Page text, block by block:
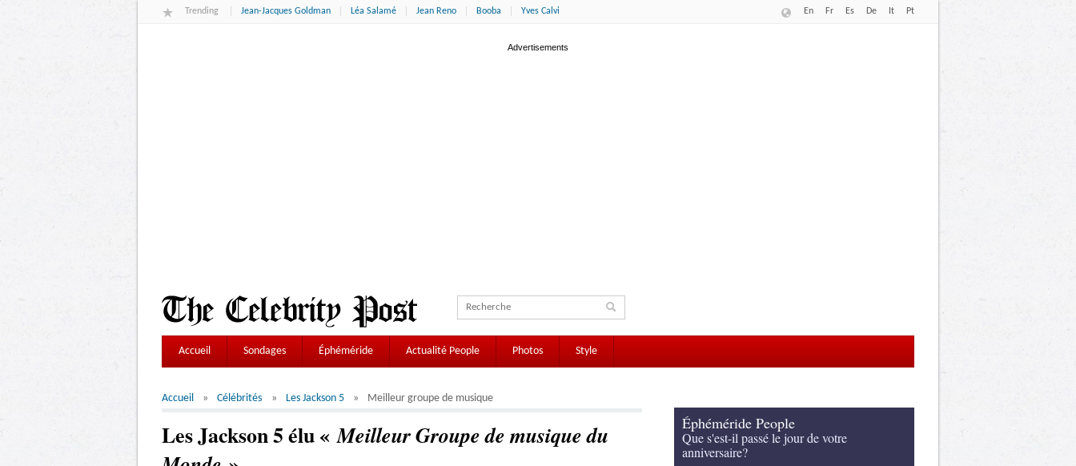
Trending Jean-Jacques Goldman Léa Salamé Jean Reno Booba Yves Calvi En Fr Es De It Pt
Accueil Sondages Éphéméride Actualité People Photos Style
Accueil Célébrités Les Jackson 5 Meilleur groupe de musique
Les Jackson 5 élu «Meilleur Groupe de musique du
Éphéméride People
Que s'est-il passé le jour de votre
anniversaire?